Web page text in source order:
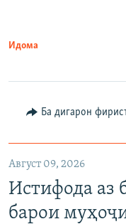
Идома
Ба дигарон
Август 09, 2026
Истифода аз
барои